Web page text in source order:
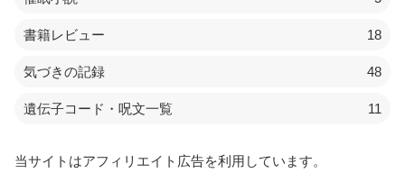
書籍レビュー 18
気づきの記録 48
遺伝子コード・呪文一覧 11
当サイトはアフィリエイト広告を利用しています。